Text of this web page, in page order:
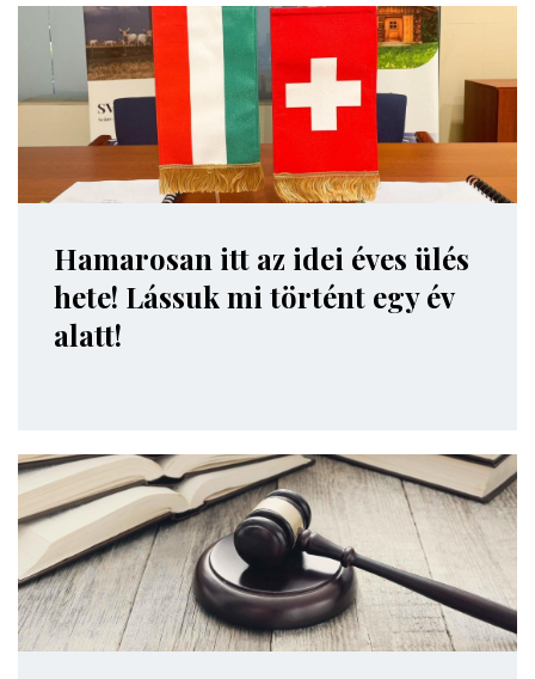
Hamarosan itt az idei éves ülés
hete! Lássuk mi történt egy év
alatt!